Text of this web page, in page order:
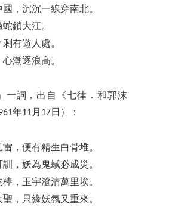
，沉沉一線穿南北。
鎖大江。
有遊人處。
潮逐浪高。
一詞，出自《七律．和郭沫
年11月17日）：
，便有精生白骨堆。
，妖為鬼蜮必成災。
，玉宇澄清萬里埃。
，只緣妖氛又重來。